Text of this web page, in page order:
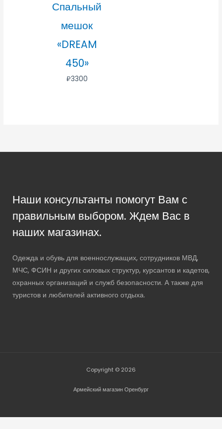
Спальный
мешок
«DREAM
450»
₽3300
Наши консультанты помогут Вам с
правильным выбором. Ждем Вас в
наших магазинах.
Одежда и обувь для военнослужащих, сотрудников МВД,
МЧС, ФСИН и других силовых структур, курсантов и кадетов,
охранных организаций и служб безопасности. А также для
туристов и любителей активного отдыха.
Copyright © 2026
Армейский магазин Оренбург